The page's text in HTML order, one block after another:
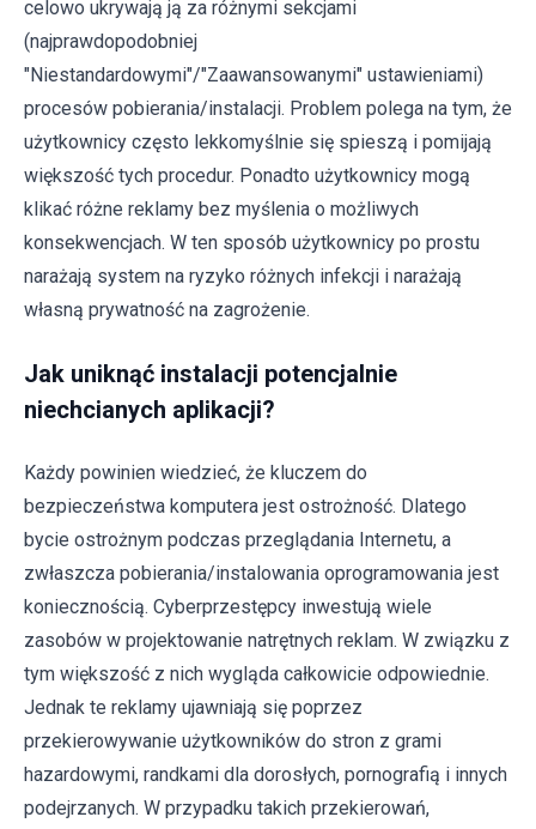
celowo ukrywają ją za różnymi sekcjami
(najprawdopodobniej
"Niestandardowymi"/"Zaawansowanymi" ustawieniami)
procesów pobierania/instalacji. Problem polega na tym, że
użytkownicy często lekkomyślnie się spieszą i pomijają
większość tych procedur. Ponadto użytkownicy mogą
klikać różne reklamy bez myślenia o możliwych
konsekwencjach. W ten sposób użytkownicy po prostu
narażają system na ryzyko różnych infekcji i narażają
własną prywatność na zagrożenie.
Jak uniknąć instalacji potencjalnie
niechcianych aplikacji?
Każdy powinien wiedzieć, że kluczem do
bezpieczeństwa komputera jest ostrożność. Dlatego
bycie ostrożnym podczas przeglądania Internetu, a
zwłaszcza pobierania/instalowania oprogramowania jest
koniecznością. Cyberprzestępcy inwestują wiele
zasobów w projektowanie natrętnych reklam. W związku z
tym większość z nich wygląda całkowicie odpowiednie.
Jednak te reklamy ujawniają się poprzez
przekierowywanie użytkowników do stron z grami
hazardowymi, randkami dla dorosłych, pornografią i innych
podejrzanych. W przypadku takich przekierowań,